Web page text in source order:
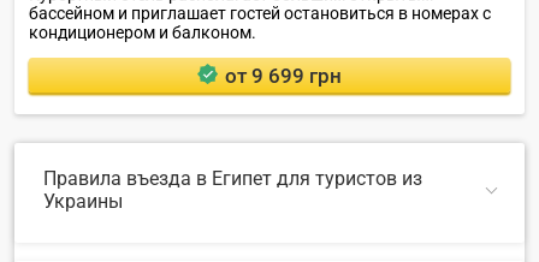
бассейном и приглашает гостей остановиться в номерах с
кондиционером и балконом.
от 9 699 грн
Правила въезда в Египет для туристов из
Украины